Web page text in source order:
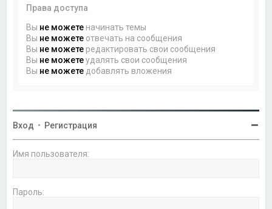
Права доступа
Вы не можете начинать темы
Вы не можете отвечать на сообщения
Вы не можете редактировать свои сообщения
Вы не можетеудалять свои сообщения
Вы не можете добавлять вложения
Вход • Регистрация
Имя пользователя:
Пароль: